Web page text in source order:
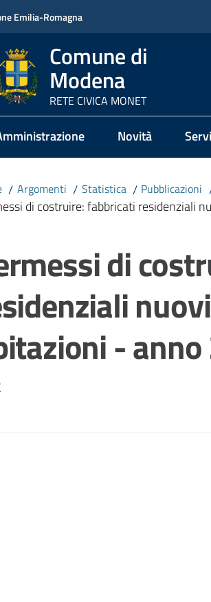
Emilia-Romagna
Comune di
Modena
RETE CIVICA MONET
Novità
/ Argomenti / Statistica / Pubblicazioni
di costruire: fabbricati residenziali
di
-